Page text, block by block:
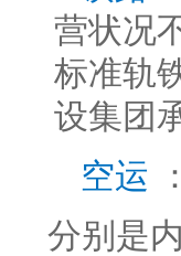
营状况
标准轨
设集团
空运
分别是